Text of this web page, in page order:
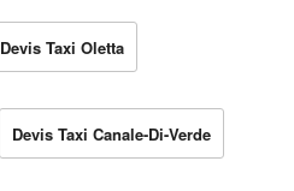
Devis Taxi Oletta
Devis Taxi Canale-Di-Verde